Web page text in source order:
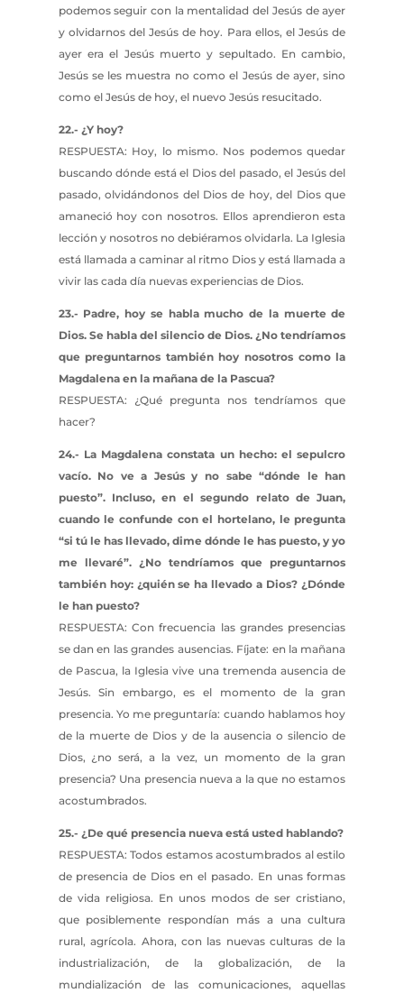
podemos seguir con la mentalidad del Jesús de ayer
y olvidarnos del Jesús de hoy. Para ellos, el Jesús de
ayer era el Jesús muerto y sepultado. En cambio,
Jesús se les muestra no como el Jesús de ayer, sino
como el Jesús de hoy, el nuevo Jesús resucitado.
22.- ¿Y hoy?
RESPUESTA: Hoy, lo mismo. Nos podemos quedar
buscando dónde está el Dios del pasado, el Jesús del
pasado, olvidándonos del Dios de hoy, del Dios que
amaneció hoy con nosotros. Ellos aprendieron esta
lección y nosotros no debiéramos olvidarla. La Iglesia
está llamada a caminar al ritmo Dios y está llamada a
vivir las cada día nuevas experiencias de Dios.
23.- Padre, hoy se habla mucho de la muerte de
Dios. Se habla del silencio de Dios. ¿No tendríamos
que preguntarnos también hoy nosotros como la
Magdalena en la mañana de la Pascua?
RESPUESTA: ¿Qué pregunta nos tendríamos que
hacer?
24.- La Magdalena constata un hecho: el sepulcro
vacío. No ve a Jesús y no sabe “dónde le han
puesto”. Incluso, en el segundo relato de Juan,
cuando le confunde con el hortelano, le pregunta
“si tú le has llevado, dime dónde le has puesto, y yo
me llevaré”. ¿No tendríamos que preguntarnos
también hoy: ¿quién se ha llevado a Dios? ¿Dónde
le han puesto?
RESPUESTA: Con frecuencia las grandes presencias
se dan en las grandes ausencias. Fíjate: en la mañana
de Pascua, la Iglesia vive una tremenda ausencia de
Jesús. Sin embargo, es el momento de la gran
presencia. Yo me preguntaría: cuando hablamos hoy
de la muerte de Dios y de la ausencia o silencio de
Dios, ¿no será, a la vez, un momento de la gran
presencia? Una presencia nueva a la que no estamos
acostumbrados.
25.- ¿De qué presencia nueva está usted hablando?
RESPUESTA: Todos estamos acostumbrados al estilo
de presencia de Dios en el pasado. En unas formas
de vida religiosa. En unos modos de ser cristiano,
que posiblemente respondían más a una cultura
rural, agrícola. Ahora, con las nuevas culturas de la
industrialización, de la globalización, de la
mundialización de las comunicaciones, aquellas